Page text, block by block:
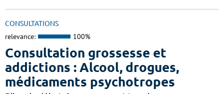
CONSULTATIONS
relevance: 100%
Consultation grossesse et
addictions : Alcool, drogues,
médicaments psychotropes